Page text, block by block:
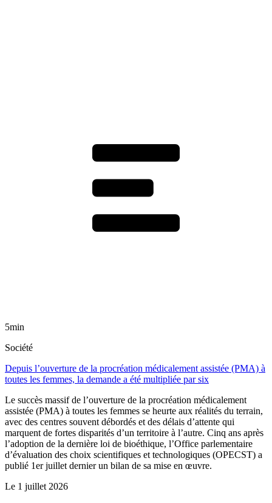
5min
Société
Depuis l’ouverture de la procréation médicalement assistée (PMA) à
toutes les femmes, la demande a été multipliée par six
Le succès massif de l’ouverture de la procréation médicalement
assistée (PMA) à toutes les femmes se heurte aux réalités du terrain,
avec des centres souvent débordés et des délais d’attente qui
marquent de fortes disparités d’un territoire à l’autre. Cinq ans après
l’adoption de la dernière loi de bioéthique, l’Office parlementaire
d’évaluation des choix scientifiques et technologiques (OPECST) a
publié 1er juillet dernier un bilan de sa mise en œuvre.
Le 1 juillet 2026